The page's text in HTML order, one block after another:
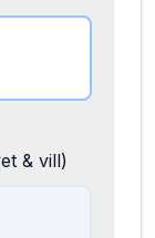
& vill)